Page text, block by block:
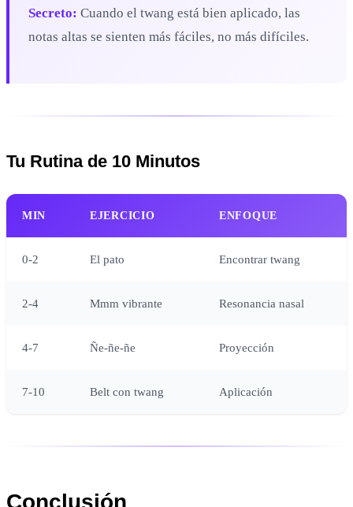
Secreto: Cuando el twang está bien aplicado, las
notas altas se sienten más fáciles, no más difíciles.
Tu Rutina de 10 Minutos
MIN EJERCICIO ENFOQUE
0-2 El pato Encontrar twang
2-4 Mmm vibrante Resonancia nasal
4-7 Ñe-ñe-ñe Proyección
7-10 Belt con twang Aplicación
Conclusión